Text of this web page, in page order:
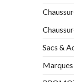
Sacs &
Marques